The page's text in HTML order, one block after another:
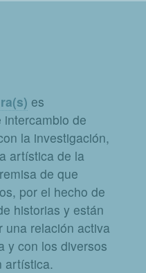
es
de
la investigación,
artística de la
de que
por el hecho de
historias y están
una relación activa
y con los diversos
artística.